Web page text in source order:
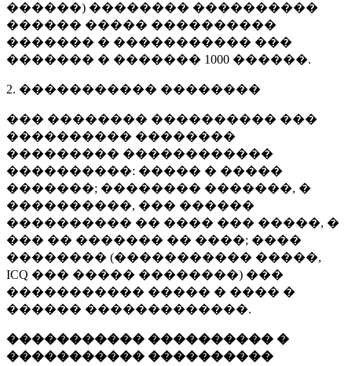
������) �������� ����������
������ ����� ����������
������� � ����������� ���
������� � ������� 1000 ������.
2. ����������� ��������
��� �������� ���������� ���
���������� ��������
��������� ������������
����������: ����� � �����
�������; �������� �������, �
����������, ��� ������
���������� �� ���� ��� �����, �
��� �� ������� �� ����; ����
�������� (����������� �����,
ICQ ��� ����� ��������) ���
����������� ����� � ���� �
������ �������������.
����������� ���������� �
����������� ����������